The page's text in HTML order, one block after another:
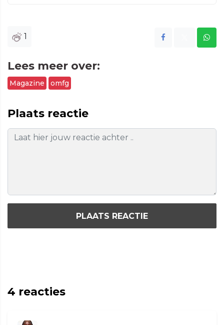
1
Lees meer over:
Magazine omfg
Plaats reactie
PLAATS REACTIE
4 reacties